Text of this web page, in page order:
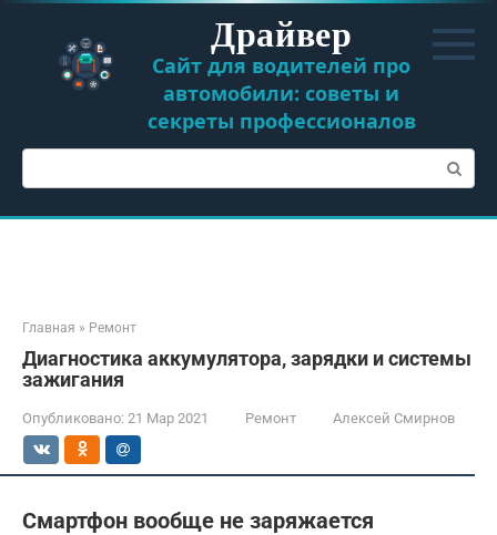
Перейти
контенту
Драйвер
Сайт для водителей про
автомобили: советы и
секреты профессионалов
Поиск:
Главная » Ремонт
Диагностика аккумулятора, зарядки и системы
зажигания
Опубликовано: 21 Мар 2021 Ремонт Алексей Смирнов
Смартфон вообще не заряжается